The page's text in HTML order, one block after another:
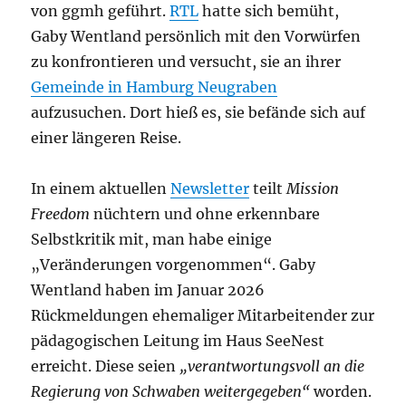
von ggmh geführt.RTL hatte sich bemüht,
Gaby Wentland persönlich mit den Vorwürfen
zu konfrontieren und versucht, sie an ihrer
Gemeinde in Hamburg Neugraben
aufzusuchen. Dort hieß es, sie befände sich auf
einer längeren Reise.
In einem aktuellenNewsletter teilt Mission
Freedom nüchtern und ohne erkennbare
Selbstkritik mit, man habe einige
„Veränderungen vorgenommen“. Gaby
Wentland haben im Januar 2026
Rückmeldungen ehemaliger Mitarbeitender zur
pädagogischen Leitung im Haus SeeNest
erreicht. Diese seien „verantwortungsvoll an die
Regierung von Schwaben weitergegeben“worden.